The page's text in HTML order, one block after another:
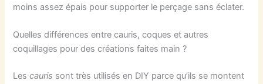
moins assez épais pour supporter le perçage sans éclater.
Quelles différences entre cauris, coques et autres
coquillages pour des créations faites main ?
Lescauris sont très utilisés en DIY parce qu’ils se montent